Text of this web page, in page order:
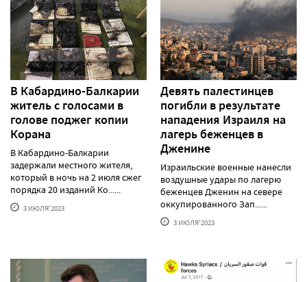
В Кабардино-Балкарии
житель с голосами в
голове поджег копии
Корана
В Кабардино-Балкарии
задержали местного жителя,
который в ночь на 2 июля сжег
порядка 20 изданий Ко......
3 ИЮЛЯ'2023
Девять палестинцев
погибли в результате
нападения Израиля на
лагерь беженцев в
Дженине
Израильские военные нанесли
воздушные удары по лагерю
беженцев Дженин на севере
оккупированного Зап......
3 ИЮЛЯ'2023